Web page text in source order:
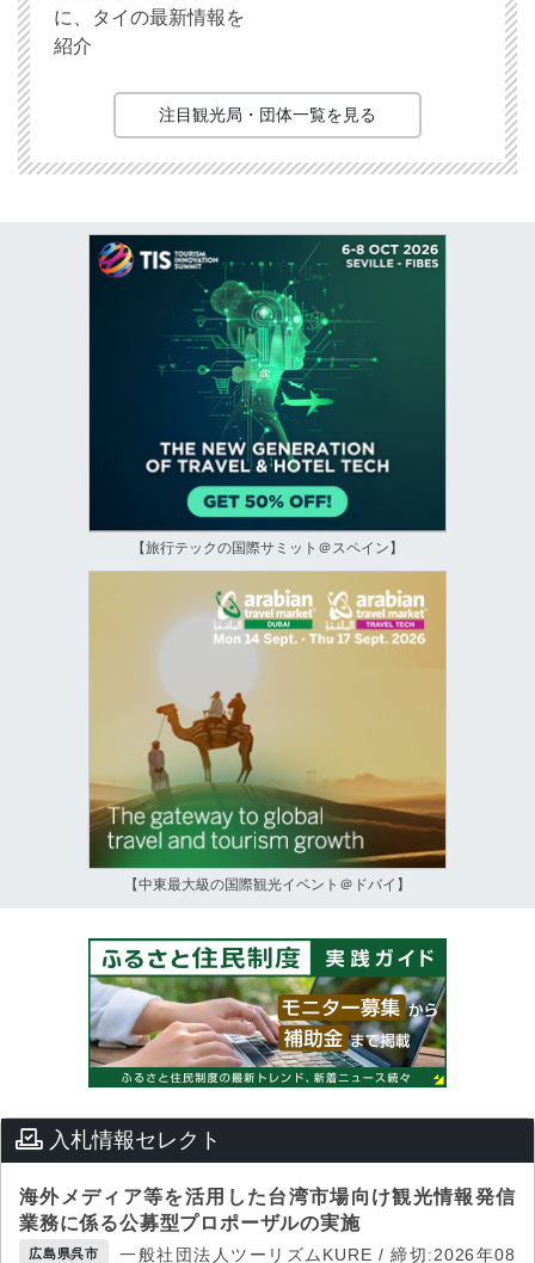
に、タイの最新情報を
紹介
注目観光局・団体一覧を見る
【旅行テックの国際サミット＠スペイン】
【中東最大級の国際観光イベント＠ドバイ】
入札情報セレクト
海外メディア等を活用した台湾市場向け観光情報発信
業務に係る公募型プロポーザルの実施
広島県呉市 一般社団法人ツーリズムKURE / 締切:2026年08